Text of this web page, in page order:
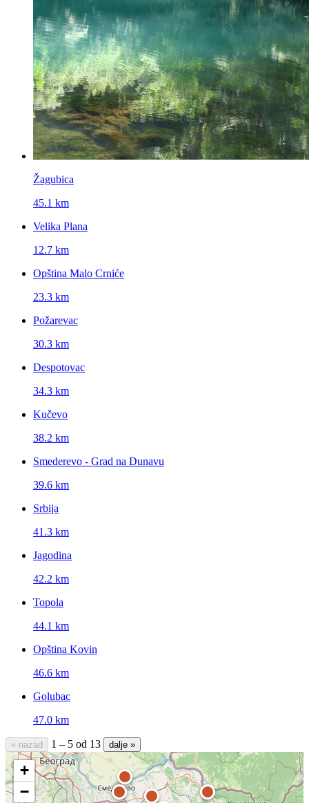
Žagubica
45.1 km
Velika Plana
12.7 km
Opština Malo Crniće
23.3 km
Požarevac
30.3 km
Despotovac
34.3 km
Kučevo
38.2 km
Smederevo - Grad na Dunavu
39.6 km
Srbija
41.3 km
Jagodina
42.2 km
Topola
44.1 km
Opština Kovin
46.6 km
Golubac
47.0 km
« nazad 1 – 5 od 13 dalje »
+
−